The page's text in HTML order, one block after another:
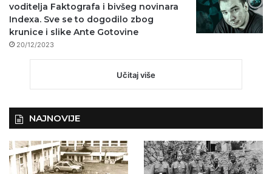
voditelja Faktografa i bivšeg novinara
Indexa. Sve se to dogodilo zbog
krunice i slike Ante Gotovine
20/12/2023
Učitaj više
NAJNOVIJE